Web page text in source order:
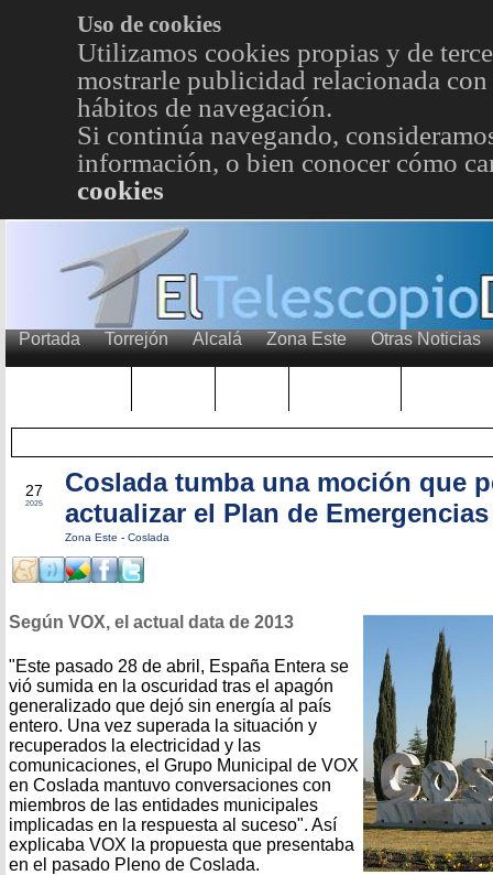
Uso de cookies
Utilizamos cookies propias y de
mostrarle publicidad relacionada
hábitos de navegación.
Si continúa navegando,
información, o bien conocer cómo
cookies
Portada Torrejón Alcalá Zona Este Otras Noticias
27
2025
Coslada tumba una moción que
actualizar el Plan de Emergencias
Zona Este - Coslada
Según VOX, el actual data de 2013
"Este pasado 28 de abril, España Entera se
vió sumida en la oscuridad tras el apagón
generalizado que dejó sin energía al país
entero. Una vez superada la situación y
recuperados la electricidad y las
comunicaciones, el Grupo Municipal de VOX
en Coslada mantuvo conversaciones con
miembros de las entidades municipales
implicadas en la respuesta al suceso". Así
explicaba VOX la propuesta que presentaba
en el pasado Pleno de Coslada.